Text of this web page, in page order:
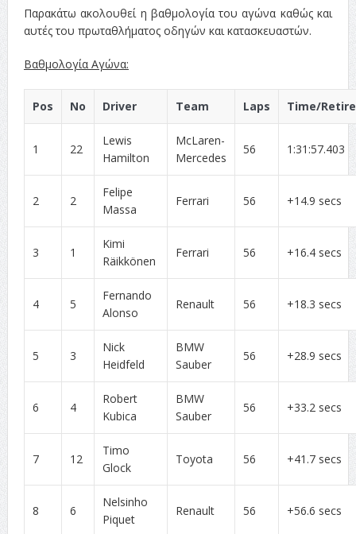
Παρακάτω ακολουθεί η βαθμολογία του αγώνα καθώς και
αυτές του πρωταθλήματος οδηγών και κατασκευαστών.
Βαθμολογία Αγώνα:
Pos No Driver Team Laps Time/
1 22
Lewis
Hamilton
McLaren-
Mercedes
56 1:31:57.403
2 2
Felipe
Massa
Ferrari 56 +14.9 secs
3 1
Kimi
Räikkönen
Ferrari 56 +16.4 secs
4 5
Fernando
Alonso
Renault 56 +18.3 secs
5 3
Nick
Heidfeld
BMW
Sauber
56 +28.9 secs
6 4
Robert
Kubica
BMW
Sauber
56 +33.2 secs
7 12
Timo
Glock
Toyota 56 +41.7 secs
8 6
Nelsinho
Piquet
Renault 56 +56.6 secs